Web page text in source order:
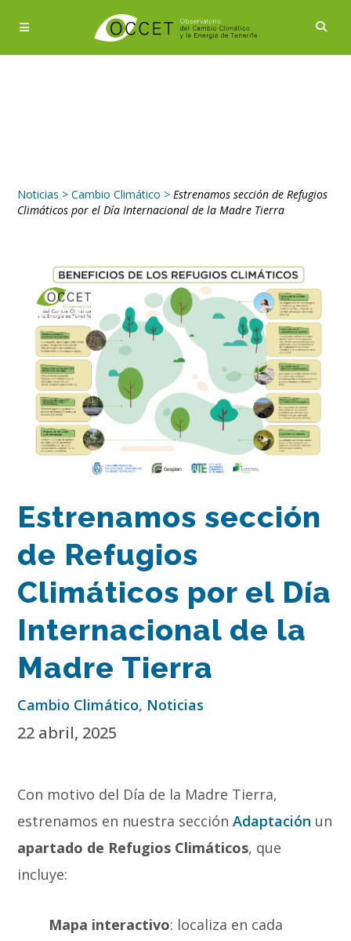
Noticias >Cambio Climático > Estrenamos sección de Refugios
Climáticos por el Día Internacional de la Madre Tierra
Estrenamos sección
de Refugios
Climáticos por el Día
Internacional de la
Madre Tierra
Cambio Climático, Noticias
22 abril, 2025
Con motivo del Día de la Madre Tierra,
estrenamos en nuestra secciónAdaptación un
apartado de Refugios Climáticos, que
incluye:
Mapa interactivo: localiza en cada